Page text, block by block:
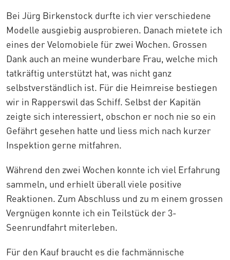
Bei Jürg Birkenstock durfte ich vier verschiedene
Modelle ausgiebig ausprobieren. Danach mietete ich
eines der Velomobiele für zwei Wochen. Grossen
Dank auch an meine wunderbare Frau, welche mich
tatkräftig unterstützt hat, was nicht ganz
selbstverständlich ist. Für die Heimreise bestiegen
wir in Rapperswil das Schiff. Selbst der Kapitän
zeigte sich interessiert, obschon er noch nie so ein
Gefährt gesehen hatte und liess mich nach kurzer
Inspektion gerne mitfahren.
Während den zwei Wochen konnte ich viel Erfahrung
sammeln, und erhielt überall viele positive
Reaktionen. Zum Abschluss und zu m einem grossen
Vergnügen konnte ich ein Teilstück der 3-
Seenrundfahrt miterleben.
Für den Kauf braucht es die fachmännische